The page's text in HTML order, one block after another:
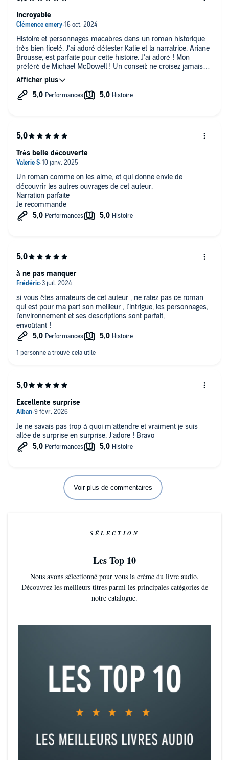
Histoire et personnages macabres dans un roman historique
très bien ficelé. J'ai adoré détester Katie et la narratrice, Ariane
Brousse, est parfaite pour cette histoire. J'ai adoré ! Mon
préféré de Michael McDowell ! Un conseil: ne croisez jamais
les Slape.
Incroyable
Un roman comme on les aime, et qui donne envie de
découvrir les autres ouvrages de cet auteur.
Narration parfaite
Je recommande
Très belle découverte
si vous êtes amateurs de cet auteur , ne ratez pas ce roman
qui est pour ma part son meilleur , l'intrigue, les personnages,
l'environnement et ses descriptions sont parfait,
envoûtant !
à ne pas manquer
Je ne savais pas trop à quoi m’attendre et vraiment je suis
allée de surprise en surprise. J’adore ! Bravo
Excellente surprise
Voir plus de commentaires
SÉLECTION
Les Top 10
Nous avons sélectionné pour vous la crème du livre audio.
Découvrez les meilleurs titres parmi les principales catégories de
notre catalogue.